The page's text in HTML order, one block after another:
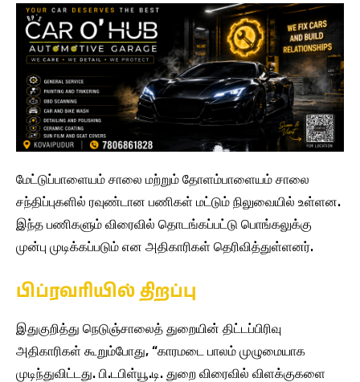
மேட்டுப்பாளையம் சாலை மற்றும் தோளம்பாளையம் சாலை
சந்திப்புகளில் ரவுண்டான பணிகள் மட்டும் நிலுவையில் உள்ளன.
இந்த பணிகளும் விரைவில் தொடங்கப்பட்டு பொங்கலுக்கு
முன்பு முடிக்கப்படும் என அதிகாரிகள் தெரிவித்துள்ளனர்.
பிப்ரவரியில் திறப்பு
இதுகுறித்து நெடுஞ்சாலைத் துறையின் திட்டப்பிரிவு
அதிகாரிகள் கூறும்போது, “காரமடை பாலம் முழுமையாக
முடிந்துவிட்டது. பி.டபிள்யூ.டி. துறை விரைவில் விளக்குகளை